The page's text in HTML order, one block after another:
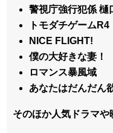
警視庁強行犯係 樋
トモダチゲームR4
NICE FLIGHT!
僕の大好きな妻！
ロマンス暴風域
あなたはだんだん
そのほか人気ドラマや